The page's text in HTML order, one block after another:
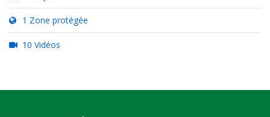
1 Zone protégée
10 Vidéos